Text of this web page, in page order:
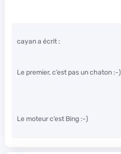
cayan a écrit :
Le premier, c’est pas un chaton :-)
Le moteur c’est Bing :-)